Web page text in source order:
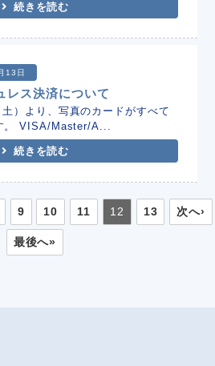
続きを読む
13日
レス決済について
）より、写真のカードがすべて
。 VISA/Master/A...
続きを読む
9 10 11 12 13 次へ›
最後へ»